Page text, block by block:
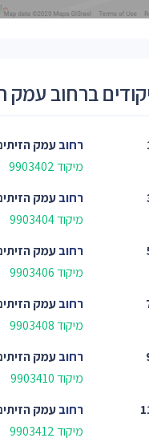
ברחוב עמק
רחובעמק הזיתים
מיקוד 9903402
רחובעמק הזיתים
מיקוד 9903404
רחובעמק הזיתים
מיקוד 9903406
רחובעמק הזיתים
מיקוד 9903408
רחובעמק הזיתים
מיקוד 9903410
רחובעמק הזיתים
מיקוד 9903412